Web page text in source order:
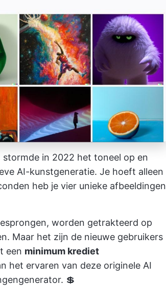
stormde in 2022 het toneel op en
AI-kunstgeneratie. Je hoeft alleen
heb je vier unieke afbeeldingen
worden getrakteerd op
Maar het zijn de nieuwe gebruikers
een minimum krediet
het ervaren van deze originele AI
💲